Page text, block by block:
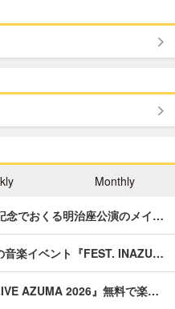
Monthly
念でおくる明治座公演のメイ…
音楽イベント『FEST. INAZU…
AZUMA 2026』無料で楽…